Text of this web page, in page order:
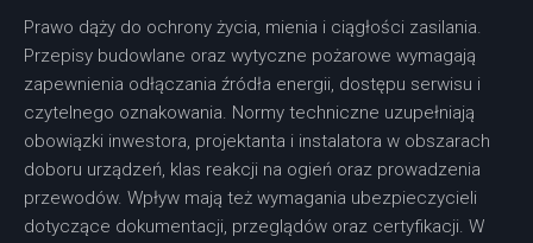
Prawo dąży do ochrony życia, mienia i ciągłości zasilania.
Przepisy budowlane oraz wytyczne pożarowe wymagają
zapewnienia odłączania źródła energii, dostępu serwisu i
czytelnego oznakowania. Normy techniczne uzupełniają
obowiązki inwestora, projektanta i instalatora w obszarach
doboru urządzeń, klas reakcji na ogień oraz prowadzenia
przewodów. Wpływ mają też wymagania ubezpieczycieli
dotyczące dokumentacji, przeglądów oraz certyfikacji. W